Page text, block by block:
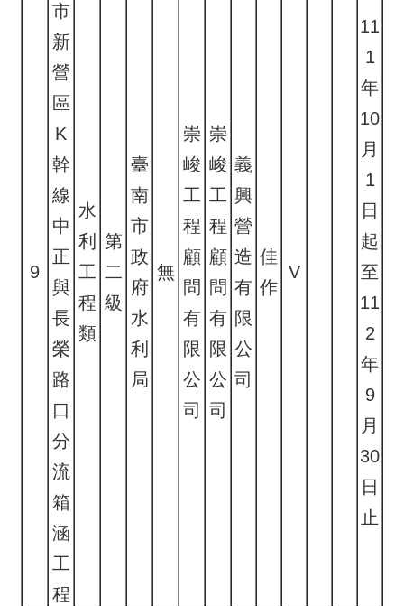
9
市
新
營
區
K
幹
線
中
正
與
長
榮
路
口
分
流
箱
涵
工
程
水
利
工
程
類
第
二
級
臺
南
市
政
府
水
利
局
無
崇
峻
工
程
顧
問
有
限
公
司
崇
峻
工
程
顧
問
有
限
公
司
義
興
營
造
有
限
公
司
佳
作
V
11
1
年
10
月
1
日
起
至
11
2
年
9
月
30
日
止